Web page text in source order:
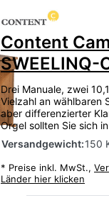
Content
SWEELINQ-
Drei Manuale, zwei
Vielzahl an wählbaren
aber differenzierter
Orgel sollten Sie sich
Versandgewicht:150
* Preise inkl. MwSt.,
Länder hier klicken